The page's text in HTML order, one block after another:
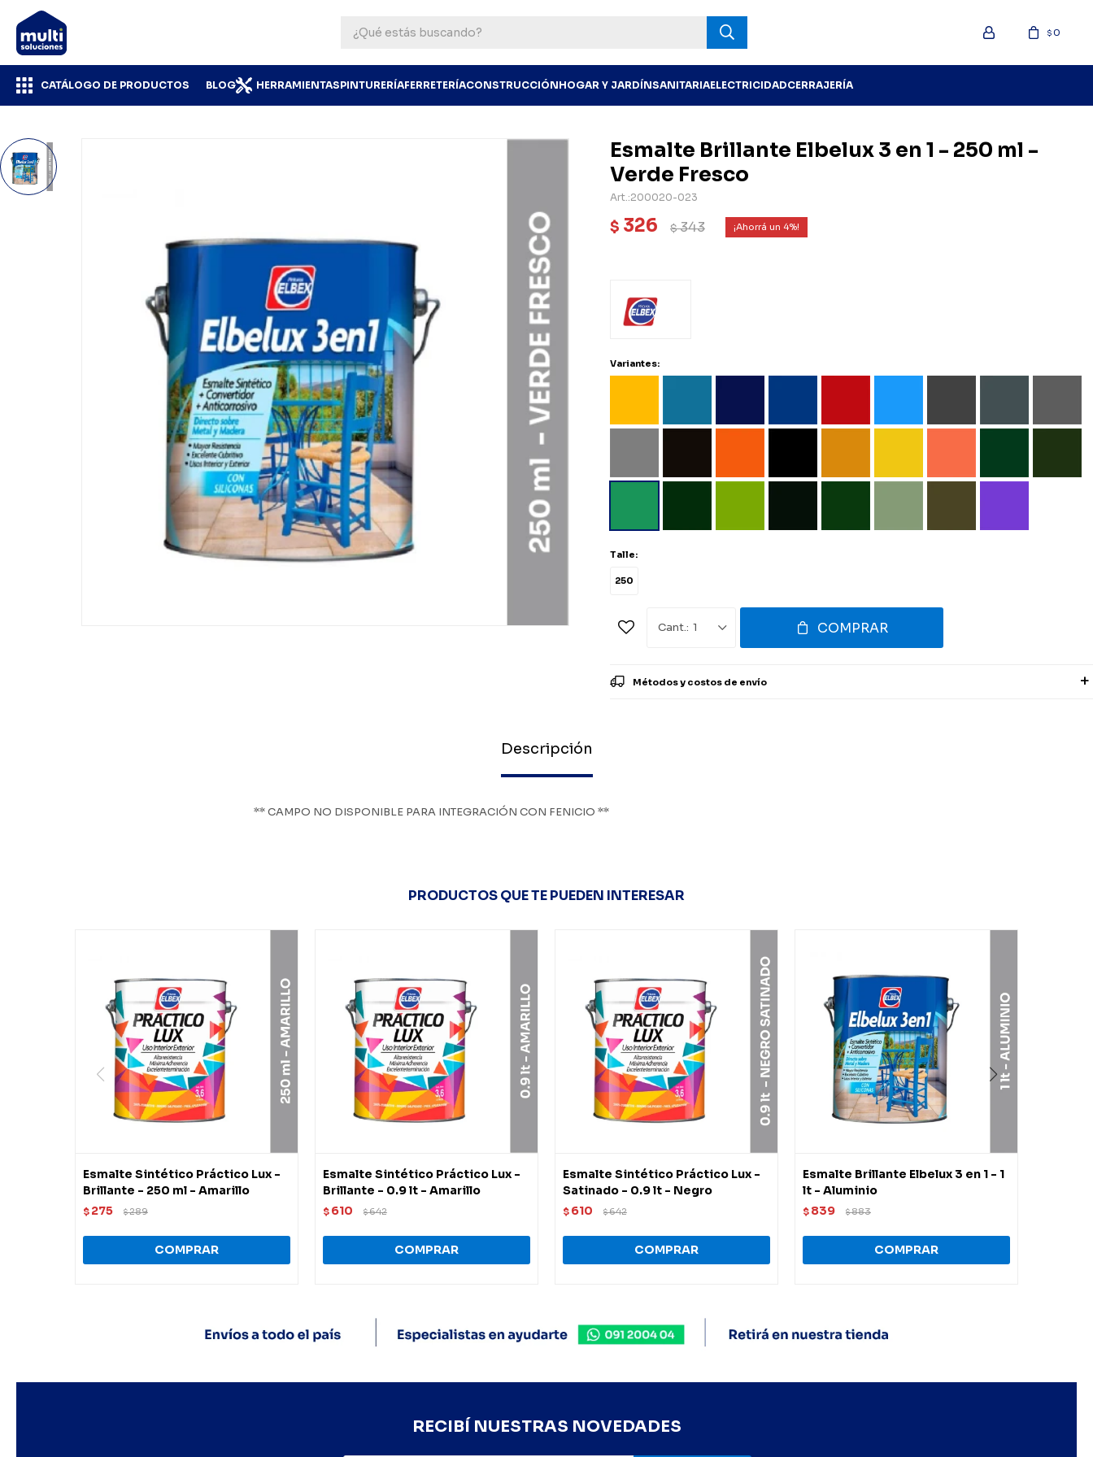
CATÁLOGO DE PRODUCTOS BLOG HERRAMIENTASPINTURERÍAFERRETERÍACONSTRUCCIÓNHOGAR Y JARDÍNSANITARIAELECTRICIDADCERRAJERÍA
$0
Esmalte Brillante Elbelux 3 en 1 - 250 ml -
Verde Fresco
200020-023
$ 326 $343 4
Variantes:
Talle:
250
1 COMPRAR
Métodos y costos de envío
Descripción
** CAMPO NO DISPONIBLE PARA INTEGRACIÓN CON FENICIO **
PRODUCTOS QUE TE PUEDEN INTERESAR
Esmalte Sintético Práctico Lux -
Brillante - 250 ml - Amarillo
$ 275 $289
Esmalte Sintético Práctico Lux -
Brillante - 0.9 lt - Amarillo
$ 610 $642
Esmalte Sintético Práctico Lux -
Satinado - 0.9 lt - Negro
$ 610 $642
Esmalte Brillante Elbelux 3 en 1 - 1
lt - Aluminio
$ 839 $883
RECIBÍ NUESTRAS NOVEDADES